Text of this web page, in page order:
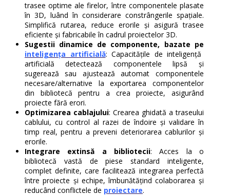
trasee optime ale firelor, între componentele plasate
în 3D, luând în considerare constrângerile spațiale.
Simplifică rutarea, reduce erorile și asigură trasee
eficiente și fabricabile în cadrul proiectelor 3D.
Sugestii dinamice de componente, bazate pe
inteligența artificială: Capacitățile de inteligență
artificială detectează componentele lipsă și
sugerează sau ajustează automat componentele
necesare/alternative la exportarea componentelor
din bibliotecă pentru a crea proiecte, asigurând
proiecte fără erori.
Optimizarea cablajului: Crearea ghidată a traseului
cablului, cu control al razei de îndoire și validare în
timp real, pentru a preveni deteriorarea cablurilor și
erorile.
Integrare extinsă a bibliotecii: Acces la o
bibliotecă vastă de piese standard inteligente,
complet definite, care facilitează integrarea perfectă
între proiecte și echipe, îmbunătățind colaborarea și
reducând conflictele de proiectare.